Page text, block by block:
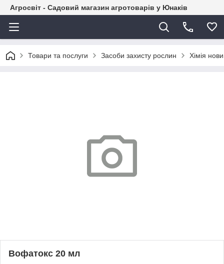
Агросвіт - Садовий магазин агротоварів у Юнаків
Товари та послуги Засоби захисту рослин Хімія
Вофатокс 20 мл